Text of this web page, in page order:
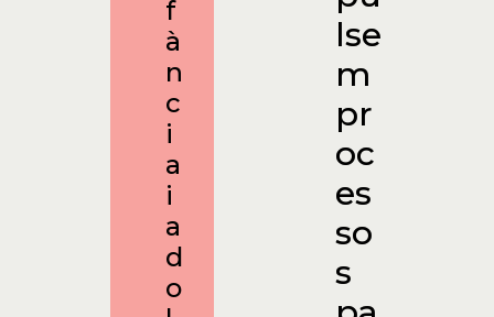
f
à
n
c
i
a
i
a
d
o
lse
m
pr
oc
es
so
s